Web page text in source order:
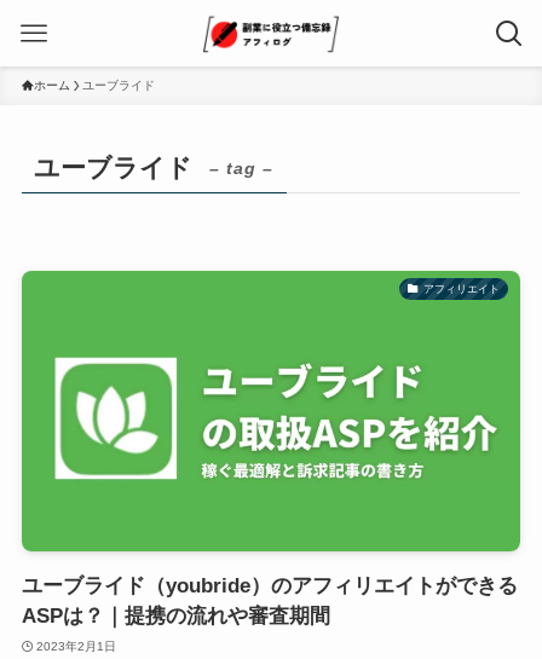
ホーム ユーブライド
ユーブライド – tag –
アフィリエイト
ユーブライド（youbride）のアフィリエイトができる
ASPは？｜提携の流れや審査期間
2023年2月1日